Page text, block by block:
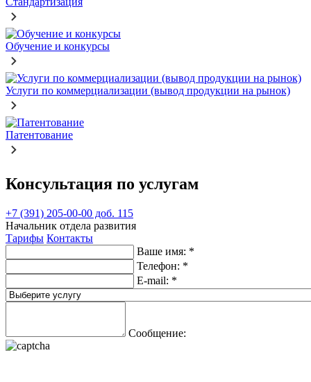
Обучение и конкурсы
Услуги по коммерциализации (вывод продукции на рынок)
Патентование
Консультация по услугам
+7 (391) 205-00-00 доб. 115
Начальник отдела развития
Тарифы Контакты
Ваше имя: *
Телефон: *
E-mail: *
Сообщение: